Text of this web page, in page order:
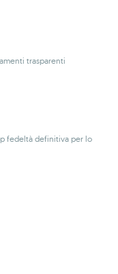
trasparenti
fedeltà definitiva per lo